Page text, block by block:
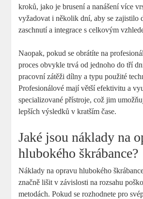
kroků, jako je‍ brusení a nanášení více
vyžadovat i několik dní,​ aby se zajistilo
zaschnutí⁤ a integrace s celkovým
Naopak, pokud se obrátíte na
proces obvykle ‍trvá od jednoho do tří
pracovní zátěži dílny a typu použité
Profesionálové mají větší efektivitu a
specializované přístroje, což jim
lepších výsledků⁣ v kratším čase.
Jaké jsou náklady na
hlubokého‍ škrábance?
Náklady na ⁢opravu hlubokého
značně lišit‍ v závislosti na⁣ rozsahu
metodách. Pokud se rozhodnete pro